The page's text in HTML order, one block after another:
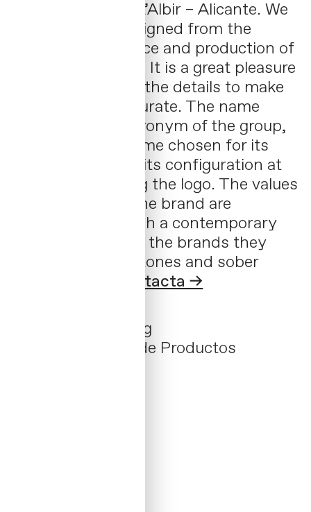
clothing stores in L’Albir – Alicante. We
developed and designed from the
naming to the advice and production of
brand applications. It is a great pleasure
to be present in all the details to make
the final result accurate. The name
OZZA hides the acronym of the group,
besides being a name chosen for its
pronunciation and its configuration at
the time of shaping the logo. The values
and attributes of the brand are
transmitted through a contemporary
image according to the brands they
market, with dark tones and sober
Contacta →
/ Packaging
Estrategia / Línea de Productos